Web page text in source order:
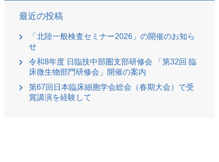
最近の投稿
「北陸一般検査セミナー2026」の開催のお知ら
せ
令和8年度 日臨技中部圏支部研修会 「第32回 臨
床微生物部門研修会」開催の案内
第67回日本臨床細胞学会総会（春期大会）で受
賞講演を経験して